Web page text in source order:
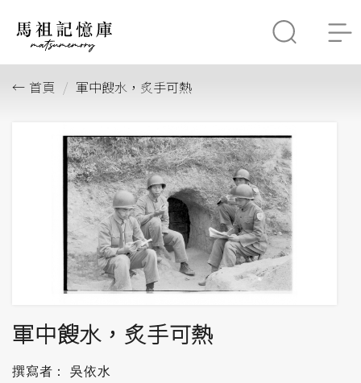
首頁 軍中餿水，炙手可熱
軍中餿水，炙手可熱
撰寫者： 吳依水